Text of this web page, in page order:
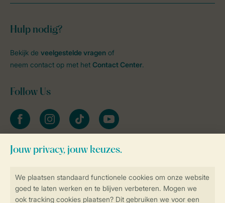
Veilig en snel online boeken
Hulp nodig?
Bekijk de veelgestelde vragen of
neem contact op met het Contact Center.
Follow Us
facebookinstagramtiktok youtube
Blijf op de hoogte